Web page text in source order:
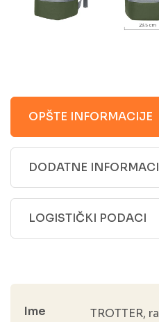
OPŠTE INFORMACIJE
DODATNE
LOGISTIČKI PODACI
Ime TROTTER,